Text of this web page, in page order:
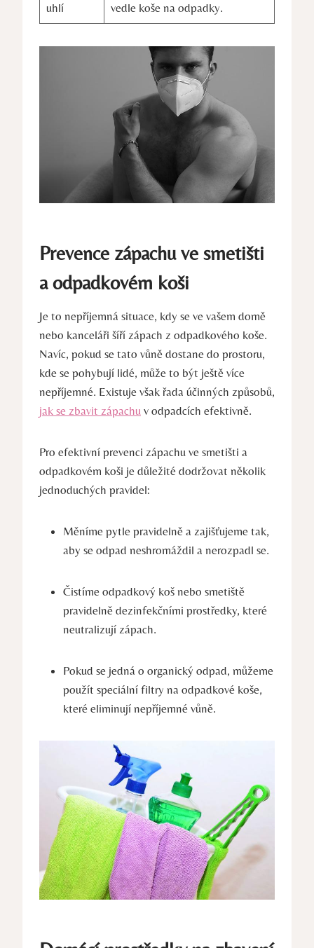
‌uhlí
vedle koše na odpadky.
Prevence zápachu ve smetišti
a odpadkovém koši
Je ‌to nepříjemná ⁢situace,‍ kdy se ve vašem domě
nebo kanceláři šíří zápach z odpadkového koše.
Navíc, pokud se tato vůně dostane do​ prostoru,⁢
kde se pohybují‌ lidé, může to být ještě více
nepříjemné. Existuje však řada účinných⁣ způsobů,
jak se zbavit zápachu v odpadcích efektivně.
Pro efektivní prevenci zápachu ve smetišti a
odpadkovém koši je důležité dodržovat několik
jednoduchých pravidel:
Měníme pytle pravidelně a ‌zajišťujeme tak,
aby se odpad⁤ neshromáždil a nerozpadl se.
Čistíme odpadkový koš nebo smetiště
pravidelně dezinfekčními prostředky, které‌
neutralizují zápach.
Pokud se jedná o organický odpad, můžeme
​použít speciální filtry na odpadkové koše,
které eliminují nepříjemné vůně.